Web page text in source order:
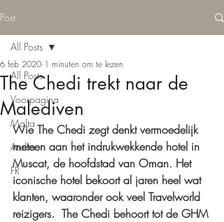
Post
All Posts
Voorpagina
Malta
Aruba
FR
All Posts
The Chedi trekt naar de
Malediven
6 feb 2020 1 minuten om te lezen
Wie The Chedi zegt denkt vermoedelijk
meteen aan het indrukwekkende hotel in
Muscat, de hoofdstad van Oman. Het
iconische hotel bekoort al jaren heel wat
klanten, waaronder ook veel Travelworld
reizigers.  The Chedi behoort tot de GHM